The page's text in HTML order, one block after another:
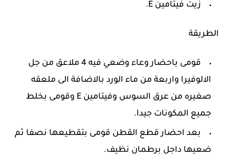
زيت فيتامين E.
الطريقة
قومى باحضار وعاء وضعي فيه 4 ملاعق من جل
الالوفيرا واربعة من ماء الورد بالاضافة الى ملعقه
صغيره من عرق السوس وفيتامين E وقومى بخلط
جميع المكونات جيدا.
بعد احضار قطع القطن قومى بتقطيعها نصفا ثم
ضعيها داجل برطمان نظيف.